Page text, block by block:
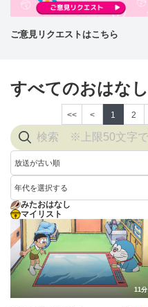
ご意見リクエストはこちら
すべてのおはなし
<< < 1 2
放送が古い順
放送が古い順
放送が新しい順
配信が古い順
配信が新しい順
年代を選択する
すべて
2005年
2006年
2007年
みたおはなし
マイリスト
11分